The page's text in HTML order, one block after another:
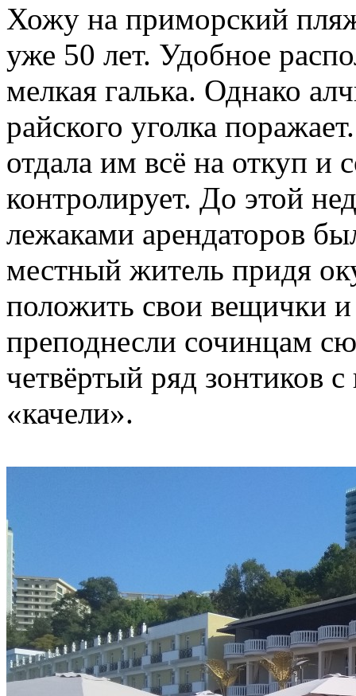
Хожу на приморский
уже 50 лет. Удобное
мелкая галька. Однако
райского уголка
отдала им всё на откуп и
контролирует. До этой
лежаками арендаторов
местный житель придя
положить свои вещички
преподнесли сочинцам
четвёртый ряд зонтиков
«качели».